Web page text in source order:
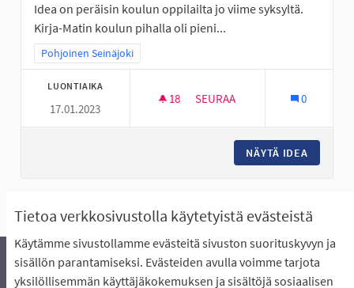
Tietoa verkkosivustolla käytetyistä evästeistä
Käytämme sivustollamme evästeitä sivuston suorituskyvyn ja
sisällön parantamiseksi. Evästeiden avulla voimme tarjota
yksilöllisemmän käyttäjäkokemuksen ja sisältöjä sosiaalisen
Idea on peräisin koulun oppilailta jo viime syksyltä.
Kirja-Matin koulun pihalla oli pieni...
Rajaa tulokset teeman mukaan: Pohjoinen Seinäjoki
Pohjoinen Seinäjoki
LUONTIAIKA
17.01.2023
18 18 SEURAAJAA
SEURAA 0
NÄYTÄ IDEA
Näytä kaikki peruutetut ideat
Äänestyksen pikaohjeet Usein kysytyt kysymykset